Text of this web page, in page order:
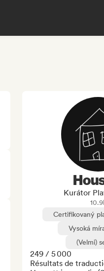
Kurátor
Certifikovaný
Vysoká
(Velmi)
249 / 5 000
Résultats de